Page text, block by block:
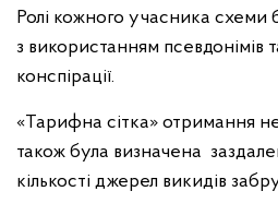
Ролі кожного учасника схеми
з використанням псевдонімів
конспірації.
«Тарифна сітка» отримання
також була визначена
кількості джерел викидів